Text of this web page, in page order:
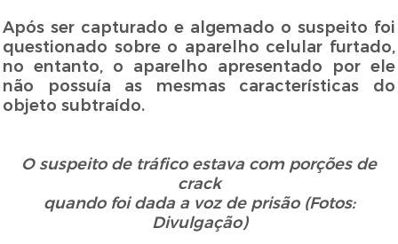
Após ser capturado e algemado o suspeito foi
questionado sobre o aparelho celular furtado,
no entanto, o aparelho apresentado por ele
não possuía as mesmas características do
objeto subtraído.
O suspeito de tráfico estava com porções de
crack
quando foi dada a voz de prisão (Fotos:
Divulgação)